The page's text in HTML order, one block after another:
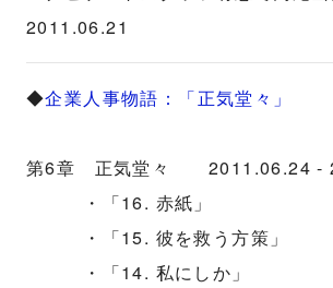
2011.06.21
◆企業人事物語：「正気堂々」
第6章 正気堂々 2011.06.24 -
・「16. 赤紙」
・「15. 彼を救う方策」
・「14. 私にしか」